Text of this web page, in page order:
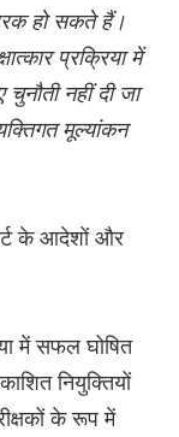
हो सकते हैं।
प्रक्रिया में
नहीं दी जा
मूल्यांकन
के आदेशों और
में सफल घोषित
नियुक्तियों
के रूप में